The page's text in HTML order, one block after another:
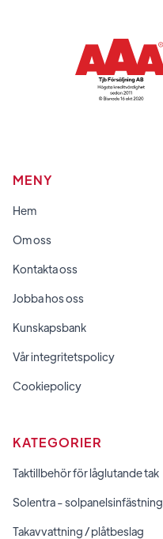
MENY
Hem
Om oss
Kontakta oss
Jobba hos oss
Kunskapsbank
Vår integritetspolicy
Cookiepolicy
KATEGORIER
Taktillbehör för låglutande tak
Solentra - solpanelsinfästning
Takavvattning / plåtbeslag